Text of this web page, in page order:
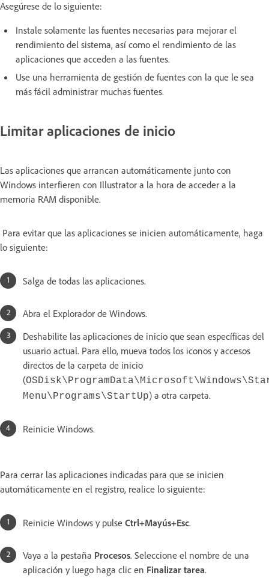
Asegúrese de lo siguiente:
Instale solamente las fuentes necesarias para mejorar el
rendimiento del sistema, así como el rendimiento de las
aplicaciones que acceden a las fuentes.
Use una herramienta de gestión de fuentes con la que le sea
más fácil administrar muchas fuentes.
Limitar aplicaciones de inicio
Las aplicaciones que arrancan automáticamente junto con
Windows interfieren con Illustrator a la hora de acceder a la
memoria RAM disponible.
Para evitar que las aplicaciones se inicien automáticamente, haga
lo siguiente:
Salga de todas las aplicaciones.
Abra el Explorador de Windows.
Deshabilite las aplicaciones de inicio que sean específicas del
usuario actual. Para ello, mueva todos los iconos y accesos
directos de la carpeta de inicio
(
Menu\Programs\StartUp) a otra carpeta.
Reinicie Windows.
Para cerrar las aplicaciones indicadas para que se inicien
automáticamente en el registro, realice lo siguiente:
Reinicie Windows y pulse Ctrl+Mayús+Esc.
Vaya a la pestaña Procesos. Seleccione el nombre de una
aplicación y luego haga clic en Finalizar tarea.